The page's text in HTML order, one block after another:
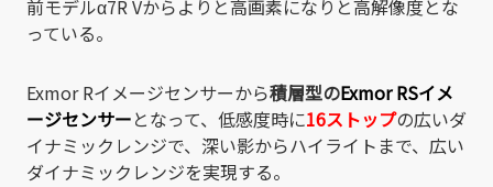
前モデルα7R Vからよりと高画素になりと高解像度とな
っている。
Exmor Rイメージセンサーから積層型のExmor RSイメ
ージセンサーとなって、低感度時に16ストップの広いダ
イナミックレンジで、深い影からハイライトまで、広い
ダイナミックレンジを実現する。